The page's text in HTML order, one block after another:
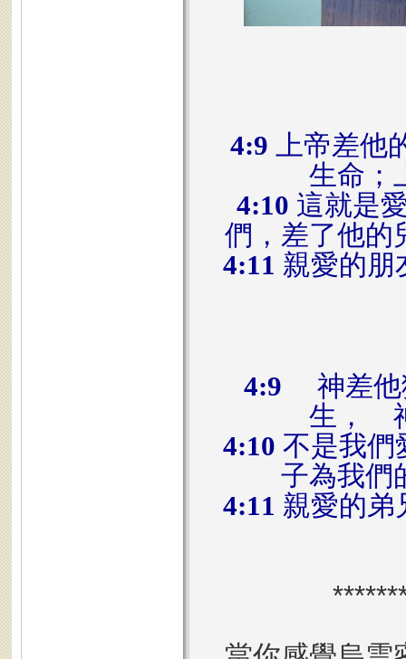
4:9 上帝差他
生命；
4:10 這就是
們，差了他的
4:11 親愛的朋
4:9 神差他
生，
4:10 不是我
子為我們
4:11 親愛的